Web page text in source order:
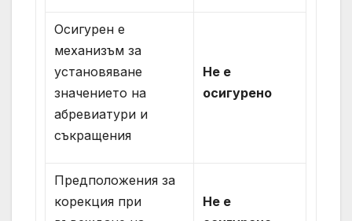
Осигурен е
механизъм за
установяване
значението на
абревиатури и
съкращения
Не е
осигурено
Предположения за
корекция при
Не е